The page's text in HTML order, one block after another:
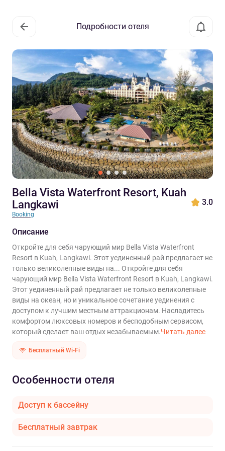
Подробности отеля
Bella Vista Waterfront Resort, Kuah
Langkawi
Booking
3.0
Описание
Откройте для себя чарующий мир Bella Vista Waterfront
Resort в Kuah, Langkawi. Этот уединенный рай предлагает не
только великолепные виды на... Откройте для себя
чарующий мир Bella Vista Waterfront Resort в Kuah, Langkawi.
Этот уединенный рай предлагает не только великолепные
виды на океан, но и уникальное сочетание уединения с
доступом к лучшим местным аттракционам. Насладитесь
комфортом люксовых номеров и бесподобным сервисом,
который сделает ваш отдых незабываемым.Читать далее
Бесплатный Wi-Fi
Особенности отеля
Доступ к бассейну
Бесплатный завтрак